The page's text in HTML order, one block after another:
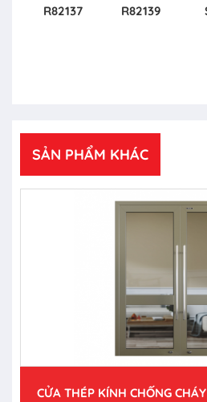
R82137
R82139
SẢN PHẨM KHÁC
CỬA THÉP KÍNH CHỐNG